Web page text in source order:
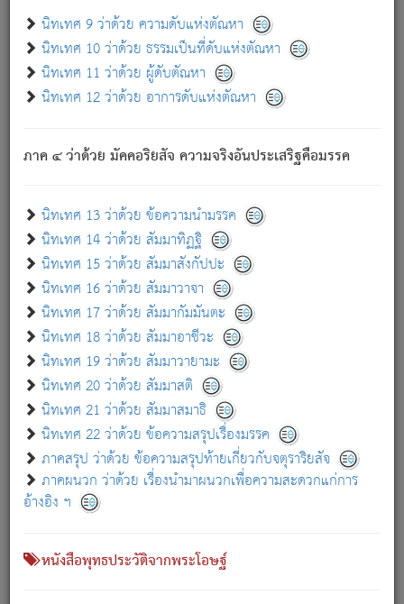
นิทเทศ 9 ว่าด้วย ความดับแห่งตัณหา
นิทเทศ 10 ว่าด้วย ธรรมเป็นที่ดับแห่งตัณหา
นิทเทศ 11 ว่าด้วย ผู้ดับตัณหา
นิทเทศ 12 ว่าด้วย อาการดับแห่งตัณหา
ภาค ๔ ว่าด้วย มัคคอริยสัจ ความจริงอันประเสริฐคือมรรค
นิทเทศ 13 ว่าด้วย ข้อความนำมรรค
นิทเทศ 14 ว่าด้วย สัมมาทิฏฐิ
นิทเทศ 15 ว่าด้วย สัมมาสังกัปปะ
นิทเทศ 16 ว่าด้วย สัมมาวาจา
นิทเทศ 17 ว่าด้วย สัมมากัมมันตะ
นิทเทศ 18 ว่าด้วย สัมมาอาชีวะ
นิทเทศ 19 ว่าด้วย สัมมาวายามะ
นิทเทศ 20 ว่าด้วย สัมมาสติ
นิทเทศ 21 ว่าด้วย สัมมาสมาธิ
นิทเทศ 22 ว่าด้วย ข้อความสรุปเรื่องมรรค
ภาคสรุป ว่าด้วย ข้อความสรุปท้ายเกี่ยวกับจตุราริยสัจ
ภาคผนวก ว่าด้วย เรื่องนำมาผนวกเพื่อความสะดวกแก่การ
อ้างอิง ฯ
หนังสือพุทธประวัติจากพระโอษฐ์
- อุ.ขุ. ๒๕/๑๒๑/๘๔.
(ข้อความนี้ เป็นพระพุทธอุทานที่ทรงเปล่งออก ที่โคนต้นโพธิ์
เป็นที่ตรัสรู้ เมื่อตรัสรู้แล้วได้ 7 วัน)
เกี่ยวกับธรรมโฆษณ์ออนไลน์ (Disclaimer)
แม้ระบบ "ธรรมโฆษณ์ออนไลน์" พยายามปรับปรุงข้อมูลให้ถูกต้องมากที่สุด
ผู้ศึกษาก็พึงตรวจสอบกับตัวเล่มหนังสือต้นฉบับ ที่มีการพิมพ์ครั้งล่าสุด
ก่อนนำข้อมูลไปใช้ในการอ้างอิง"
เกี่ยวกับอัตถจารี|เกี่ยวกับการพัฒนา|แจ้งข้อผิดพลาด / แนะนำ
หนังสือที่เกี่ยวข้อง